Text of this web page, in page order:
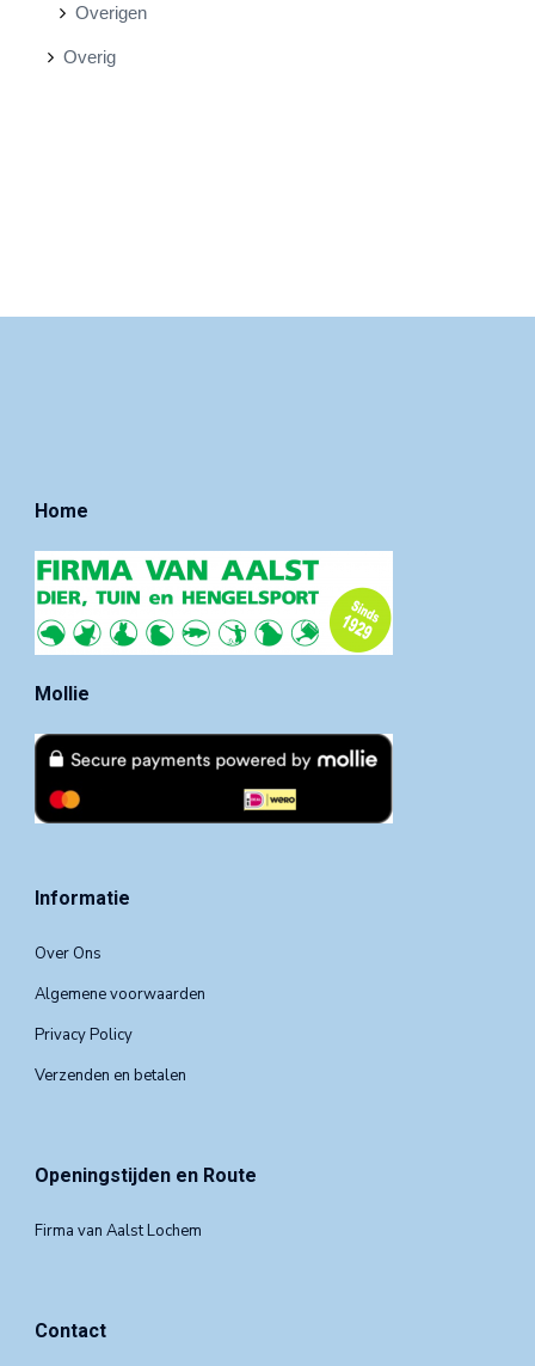
Overigen
Overig
Home
Mollie
Informatie
Over Ons
Algemene voorwaarden
Privacy Policy
Verzenden en betalen
Openingstijden en Route
Firma van Aalst Lochem
Contact